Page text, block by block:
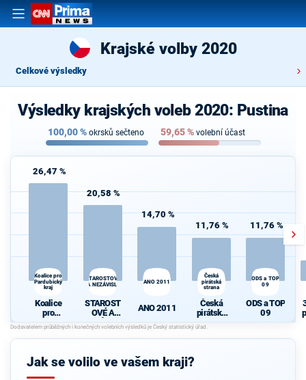
Krajské volby 2020
Celkové výsledky
Výsledky krajských voleb 2020: Pustina
100,00% okrsků sečteno 59,65% volební účast
26,47 %
Koalice pro
Pardubický
kraj
Koalice
pro
Pardubick
ý kraj
20,58 %
STAROSTOVÉ
A NEZÁVISLÍ
STAROST
OVÉ A
NEZÁVISL
Í
14,70 %
ANO 2011
ANO 2011
11,76 %
Česká
pirátská
strana
Česká
pirátská
strana
11,76 %
ODS a TOP
09
ODS a TOP
09
Jak se volilo ve vašem kraji?